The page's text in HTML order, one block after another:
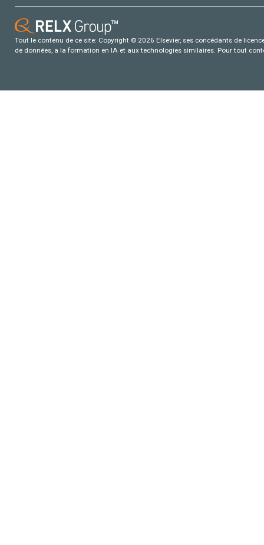
Tout le contenu de ce site: Copyright © 2026 Elsevier, ses concédants de
de données, a la formation en IA et aux technologies similaires. Pour tout